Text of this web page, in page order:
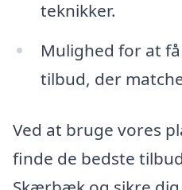
teknikker.
Mulighed for at
tilbud, der
Ved at bruge vores
finde de bedste